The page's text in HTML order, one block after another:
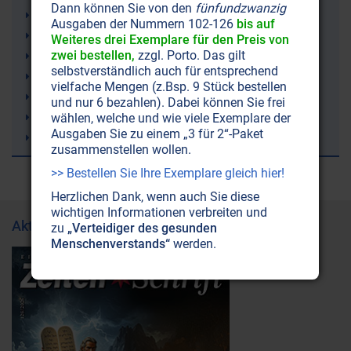
9/11 (11. September 2001)
Erde
Atomenergie
Sergej N. Lazarev
Fibromyalgie (Weichteilrheuma)
Wettermanipulation (Geoengineering)
Lithium
Aktuelle Ausgabe
Dann können Sie von den fünfundzwanzig
Ausgaben der Nummern 102-126 bis auf
Weiteres drei Exemplare für den Preis von
zwei bestellen, zzgl. Porto. Das gilt
selbstverständlich auch für entsprechend
vielfache Mengen (z.Bsp. 9 Stück bestellen
und nur 6 bezahlen). Dabei können Sie frei
wählen, welche und wie viele Exemplare der
Ausgaben Sie zu einem „3 für 2“-Paket
zusammenstellen wollen.
>> Bestellen Sie Ihre Exemplare gleich hier!
Herzlichen Dank, wenn auch Sie diese
wichtigen Informationen verbreiten und
zu „Verteidiger des gesunden
Menschenverstands“ werden.